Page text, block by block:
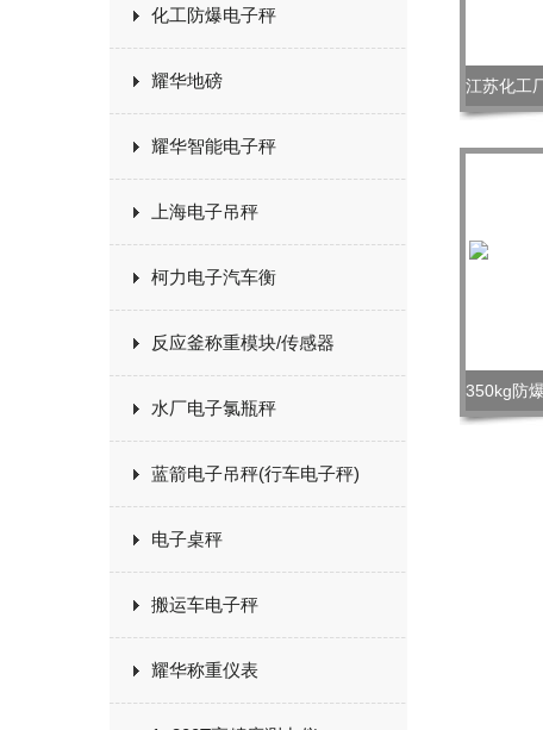
化工防爆电子秤
耀华地磅
耀华智能电子秤
上海电子吊秤
柯力电子汽车衡
反应釜称重模块/传感器
水厂电子氯瓶秤
蓝箭电子吊秤(行车电子秤)
电子桌秤
搬运车电子秤
耀华称重仪表